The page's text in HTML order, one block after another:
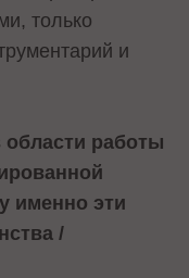
только
и
области работы
именно эти
/